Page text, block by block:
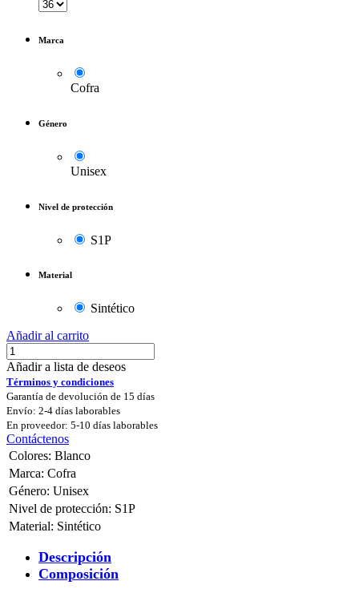
Marca
Cofra
Género
Unisex
Nivel de protección
S1P
Material
Sintético
Añadir al carrito
Añadir a lista de deseos
Términos y condiciones
Garantía de devolución de 15 días
Envío: 2-4 días laborables
En proveedor: 5-10 días laborables
Contáctenos
Colores: Blanco
Marca: Cofra
Género: Unisex
Nivel de protección: S1P
Material: Sintético
Descripción
Composición